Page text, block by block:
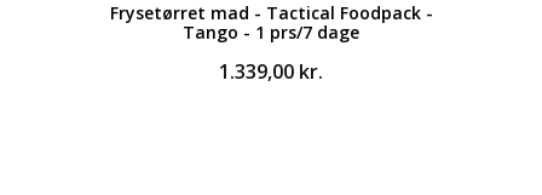
Frysetørret mad - Tactical Foodpack -
Tango - 1 prs/7 dage
1.339,00 kr.